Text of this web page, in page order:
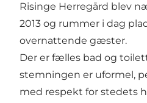
Risinge Herregård blev
2013 og rummer i dag
overnattende gæster.
Der er fælles bad og
stemningen er uformel,
med respekt for stedets